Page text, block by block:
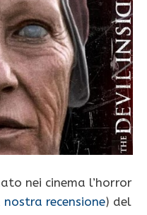
nei cinema l’horror
nostra recensione) del